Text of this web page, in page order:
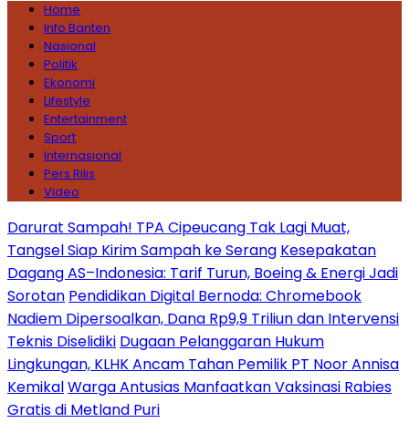
Home
Info Banten
Nasional
Politik
Ekonomi
Lifestyle
Entertainment
Sport
Internasional
Pers Rilis
Video
Darurat Sampah! TPA Cipeucang Tak Lagi Muat,
Tangsel Siap Kirim Sampah ke Serang Kesepakatan
Dagang AS–Indonesia: Tarif Turun, Boeing & Energi Jadi
Sorotan Pendidikan Digital Bernoda: Chromebook
Nadiem Dipersoalkan, Dana Rp9,9 Triliun dan Intervensi
Teknis Diselidiki Dugaan Pelanggaran Hukum
Lingkungan, KLHK Ancam Tahan Pemilik PT Noor Annisa
KemikalWarga Antusias Manfaatkan Vaksinasi Rabies
Gratis di Metland Puri